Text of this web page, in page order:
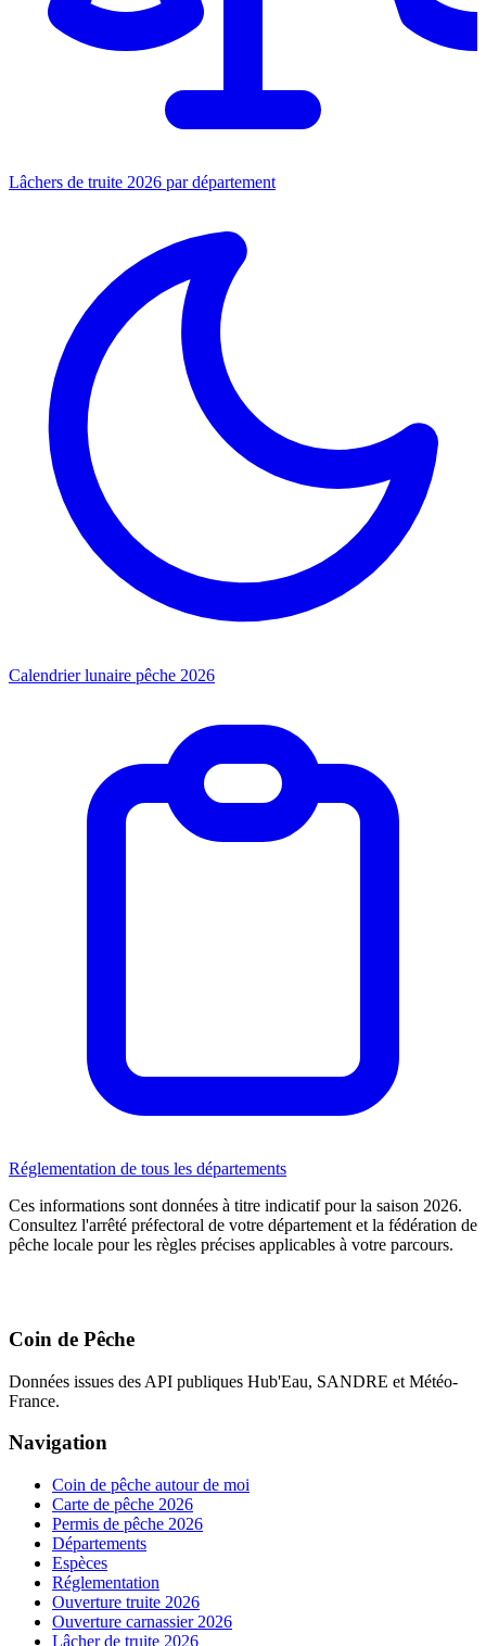
Lâchers de truite 2026 par département
Calendrier lunaire pêche 2026
Réglementation de tous les départements
Ces informations sont données à titre indicatif pour la saison 2026.
Consultez l'arrêté préfectoral de votre département et la fédération de
pêche locale pour les règles précises applicables à votre parcours.
Coin de Pêche
Données issues des API publiques Hub'Eau, SANDRE et Météo-
France.
Navigation
Coin de pêche autour de moi
Carte de pêche 2026
Permis de pêche 2026
Départements
Espèces
Réglementation
Ouverture truite 2026
Ouverture carnassier 2026
Lâcher de truite 2026